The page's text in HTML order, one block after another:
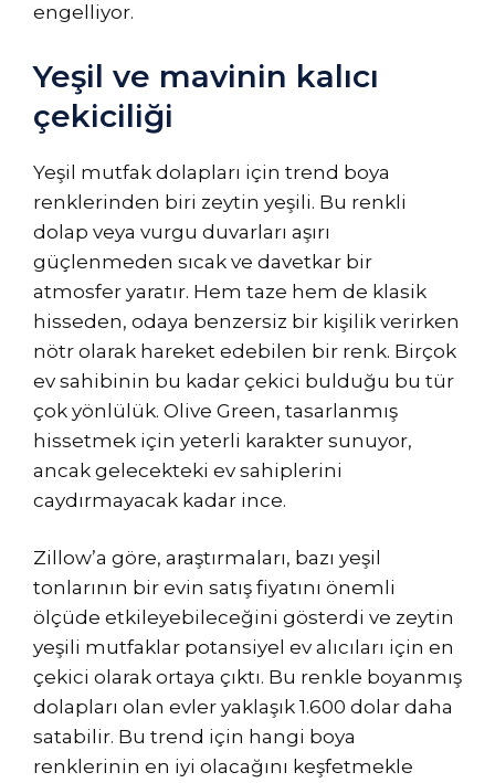
engelliyor.
Yeşil ve mavinin kalıcı
çekiciliği
Yeşil mutfak dolapları için trend boya
renklerinden biri zeytin yeşili. Bu renkli
dolap veya vurgu duvarları aşırı
güçlenmeden sıcak ve davetkar bir
atmosfer yaratır. Hem taze hem de klasik
hisseden, odaya benzersiz bir kişilik verirken
nötr olarak hareket edebilen bir renk. Birçok
ev sahibinin bu kadar çekici bulduğu bu tür
çok yönlülük. Olive Green, tasarlanmış
hissetmek için yeterli karakter sunuyor,
ancak gelecekteki ev sahiplerini
caydırmayacak kadar ince.
Zillow’a göre, araştırmaları, bazı yeşil
tonlarının bir evin satış fiyatını önemli
ölçüde etkileyebileceğini gösterdi ve zeytin
yeşili mutfaklar potansiyel ev alıcıları için en
çekici olarak ortaya çıktı. Bu renkle boyanmış
dolapları olan evler yaklaşık 1.600 dolar daha
satabilir. Bu trend için hangi boya
renklerinin en iyi olacağını keşfetmekle